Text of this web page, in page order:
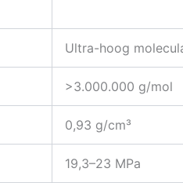
Ultra-hoog
>3.000.000 g/mol
0,93 g/cm³
19,3–23 MPa